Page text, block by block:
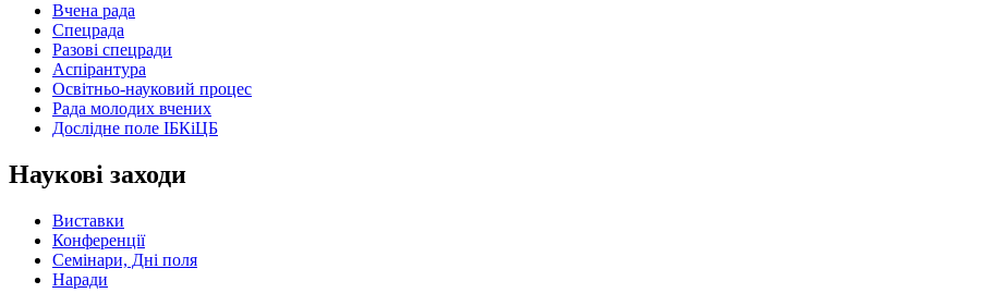
Вчена рада
Спецрада
Разові спецради
Аспірантура
Освітньо-науковий процес
Рада молодих вчених
Дослідне поле ІБКіЦБ
Наукові заходи
Виставки
Конференції
Семінари, Дні поля
Наради